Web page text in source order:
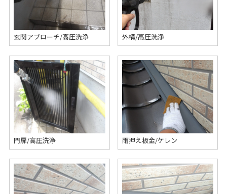
玄関アプローチ/高圧洗浄 外構/高圧洗浄
門扉/高圧洗浄 雨押え板金/ケレン